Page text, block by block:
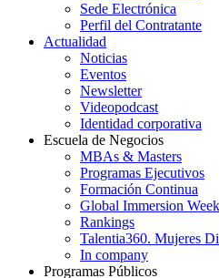
Sede Electrónica
Perfil del Contratante
Actualidad
Noticias
Eventos
Newsletter
Videopodcast
Identidad corporativa
Escuela de Negocios
MBAs & Masters
Programas Ejecutivos
Formación Continua
Global Immersion Week
Rankings
Talentia360. Mujeres
In company
Programas Públicos